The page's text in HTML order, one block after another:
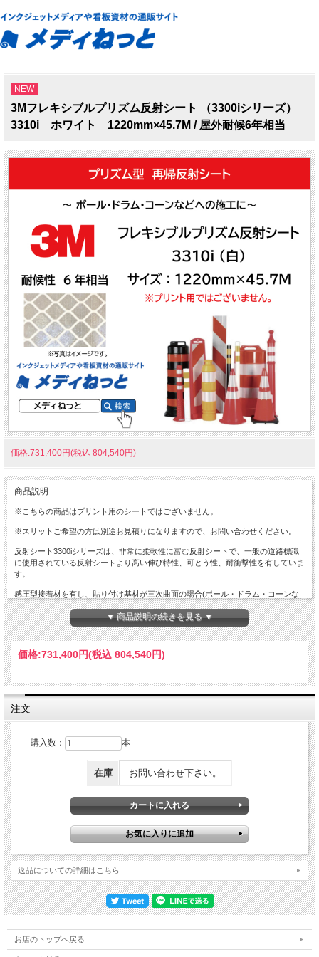
NEW
3Mフレキシブルプリズム反射シート （3300iシリーズ）
3310i ホワイト 1220mm×45.7M / 屋外耐候6年相当
価格:731,400円(税込 804,540円)
商品説明
※こちらの商品はプリント用のシートではございません。
※スリットご希望の方は別途お見積りになりますので、お問い合わせください。
反射シート3300iシリーズは、非常に柔軟性に富む反射シートで、一般の道路標識
に使用されている反射シートより高い伸び特性、可とう性、耐衝撃性を有していま
す。
感圧型接着材を有し、貼り付け基材が三次曲面の場合(ポール・ドラム・コーンな
ど)や、ある一定の柔軟性を持つ場合に特に適しています。
また、プリズムを再帰性反射素子に採用し、従来のガラスビーズ素子による反射シ
ートより高度な反射機能を発揮し、広角性にも優れています。
【製品特徴】
視認性向上により、昼間はもちろん夜間の安全対策にも貢献します。
■被着体との良好な接着性
アルミ、ポリウレタン、ポリエチレンレジンをはじめ、従来は貼り付けできなかっ
■高い柔軟性
コーン、ポストコーン、コーンバー、細い支柱、ヘルメット、曲面の板などにも最
■優れた可とう性
被着体が一時的に変形した場合もシートが被着体に追従するため破損しにくく視認
■高い耐低温衝撃性
衝撃にも強く破損しにくく、低温時での耐久性にも優れています。
■環境に配慮した製品構造
従来のガラスビーズタイプ反射シート製品に比べ、原材料・製造・流通の過程での
CO2排出量を約40%削減しました。
▼ 商品説明の続きを見る ▼
価格:731,400円(税込 804,540円)
注文
購入数： 本
在庫 お問い合わせ下さい。
返品についての詳細はこちら
お店のトップへ戻る